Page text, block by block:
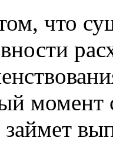
что
момент